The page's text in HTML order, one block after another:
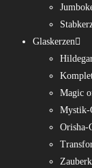
Glaskerzen
Magic
Mystik-
Orisha-